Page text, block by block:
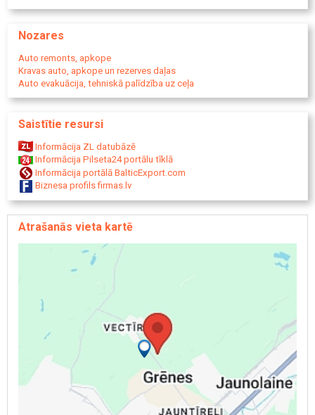
Nozares
Auto remonts, apkope
Kravas auto, apkope un rezerves daļas
Auto evakuācija, tehniskā palīdzība uz ceļa
Saistītie resursi
Informācija ZL datubāzē
Informācija Pilseta24 portālu tīklā
Informācija portālā BalticExport.com
Biznesa profils firmas.lv
Atrašanās vieta kartē